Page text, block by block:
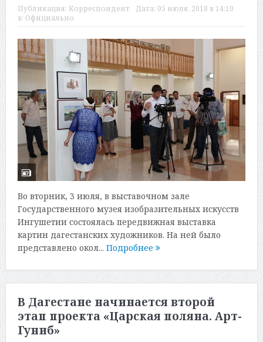
Публикация: Корреспондент Дата: 05 июля, 2018 в 14:10
в: Официально
Во вторник, 3 июля, в выставочном зале
Государственного музея изобразительных искусств
Ингушетии состоялась передвижная выставка
картин дагестанских художников. На ней было
представлено окол... Подробнее
В Дагестане начинается второй
этап проекта «Царская поляна. Арт-
Гуниб»